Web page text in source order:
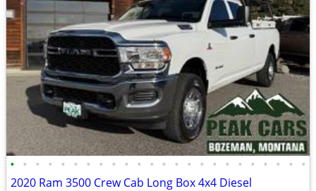
• • • • • • • • • • • • • • • • • • • • • • • •
2020 Ram 3500 Crew Cab Long Box 4x4 Diesel